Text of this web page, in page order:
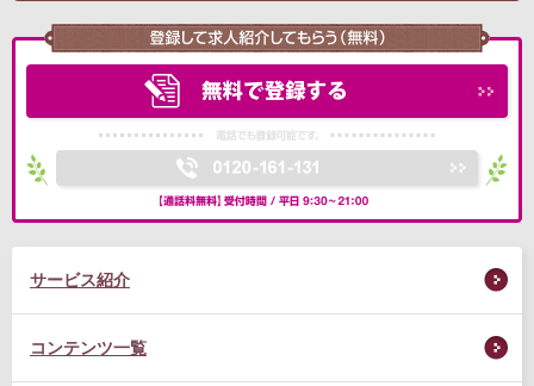
サービス紹介
コンテンツ一覧